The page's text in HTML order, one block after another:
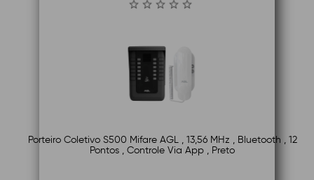
Porteiro Coletivo S500 Mifare AGL , 13,56 MHz , Bluetooth , 12
Pontos , Controle Via App , Preto